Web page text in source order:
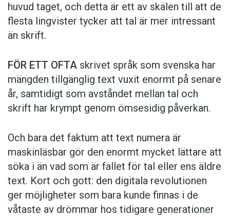
huvud taget, och detta är ett av skälen till att de
flesta lingvister tycker att tal är mer intressant
än skrift.
FÖR ETT OFTA skrivet språk som svenska har
mängden tillgänglig text vuxit enormt på senare
år, samtidigt som avståndet mellan tal och
skrift har krympt genom ömsesidig påverkan.
Och bara det faktum att text numera är
maskinläsbar gör den enormt mycket lättare att
söka i än vad som är fallet för tal eller ens äldre
text. Kort och gott: den digitala revolutionen
ger möjligheter som bara kunde finnas i de
våtaste av drömmar hos tidigare generationer